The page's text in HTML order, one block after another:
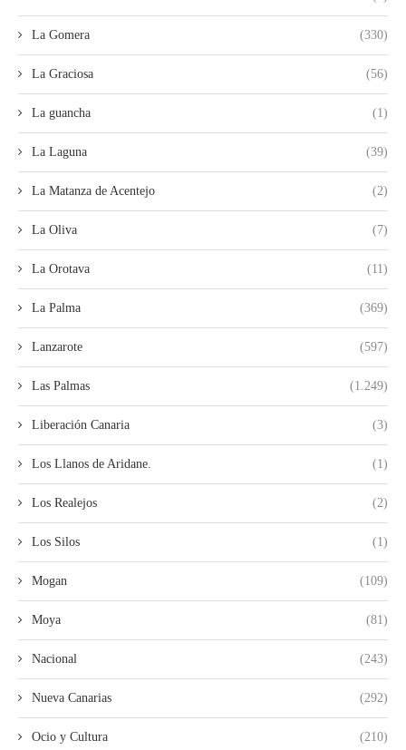
La Gomera (330)
La Graciosa (56)
La guancha (1)
La Laguna (39)
La Matanza de Acentejo (2)
La Oliva (7)
La Orotava (11)
La Palma (369)
Lanzarote (597)
Las Palmas (1.249)
Liberación Canaria (3)
Los Llanos de Aridane. (1)
Los Realejos (2)
Los Silos (1)
Mogan (109)
Moya (81)
Nacional (243)
Nueva Canarias (292)
Ocio y Cultura (210)